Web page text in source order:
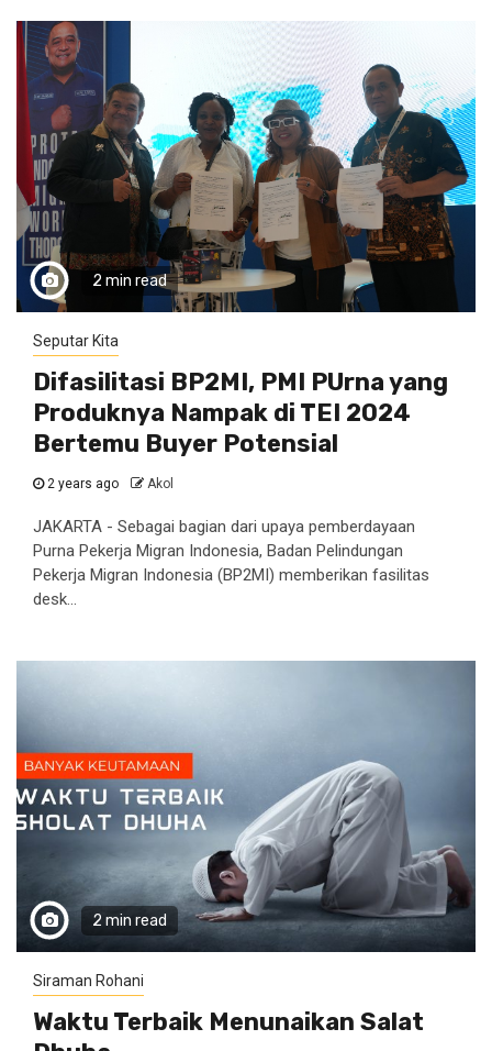
2 min read
Seputar Kita
Difasilitasi BP2MI, PMI PUrna yang
Produknya Nampak di TEI 2024
Bertemu Buyer Potensial
2 years ago Akol
JAKARTA - Sebagai bagian dari upaya pemberdayaan
Purna Pekerja Migran Indonesia, Badan Pelindungan
Pekerja Migran Indonesia (BP2MI) memberikan fasilitas
desk...
2 min read
Siraman Rohani
Waktu Terbaik Menunaikan Salat